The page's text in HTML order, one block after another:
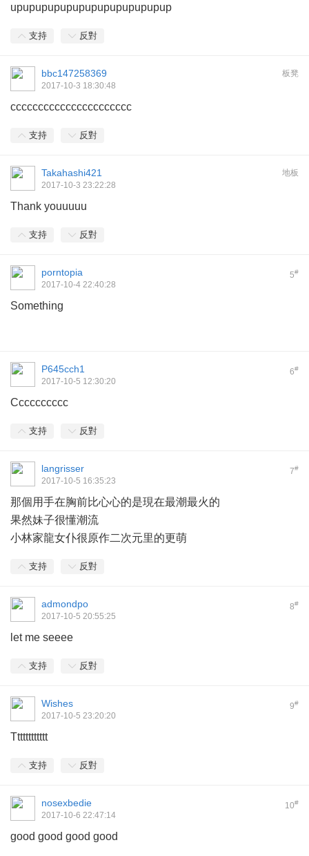
upupupupupupupupupupupupup
支持 反對
板凳
bbc147258369
2017-10-3 18:30:48
cccccccccccccccccccccc
支持 反對
地板
Takahashi421
2017-10-3 23:22:28
Thank youuuuu
支持 反對
5#
porntopia
2017-10-4 22:40:28
Something
6#
P645cch1
2017-10-5 12:30:20
Cccccccccc
支持 反對
7#
langrisser
2017-10-5 16:35:23
那個用手在胸前比心心的是現在最潮最火的
果然妹子很懂潮流
小林家龍女仆很原作二次元里的更萌
支持 反對
8#
admondpo
2017-10-5 20:55:25
let me seeee
支持 反對
9#
Wishes
2017-10-5 23:20:20
Tttttttttttt
支持 反對
10#
nosexbedie
2017-10-6 22:47:14
good good good good